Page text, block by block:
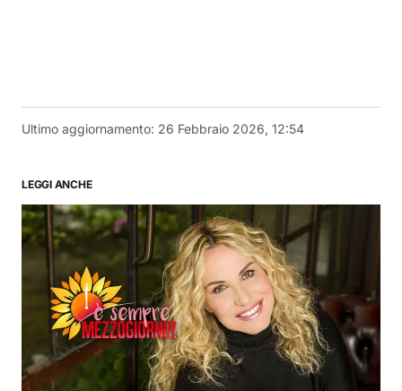
Ultimo aggiornamento: 26 Febbraio 2026, 12:54
LEGGI ANCHE